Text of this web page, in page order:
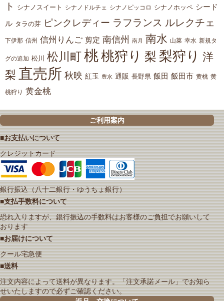
ト
シナノスイート シナノドルチェ シナノピッコロ シナノホッペ シード
ル タラの芽 ピンクレディー ラフランス ルレクチェ
下伊那 信州 信州りんご 剪定 南信州 南月 南水 山菜 幸水 新規タ
グの追加 松川 松川町 桃桃狩り 梨 梨狩り 洋
梨 直売所 秋映 紅玉 豊水 通販 長野県 飯田 飯田市 黄桃 黄
桃狩り 黄金桃
ご利用案内
■お支払いについて
クレジットカード
銀行振込（八十二銀行・ゆうちょ銀行）
■支払手数料について
恐れ入りますが、銀行振込の手数料はお客様のご負担でお願いして
おります
■お届けについて
クール宅急便
■送料
注文内容によって送料が異なります。「注文承諾メール」でお知ら
せいたしますので必ずご確認ください。